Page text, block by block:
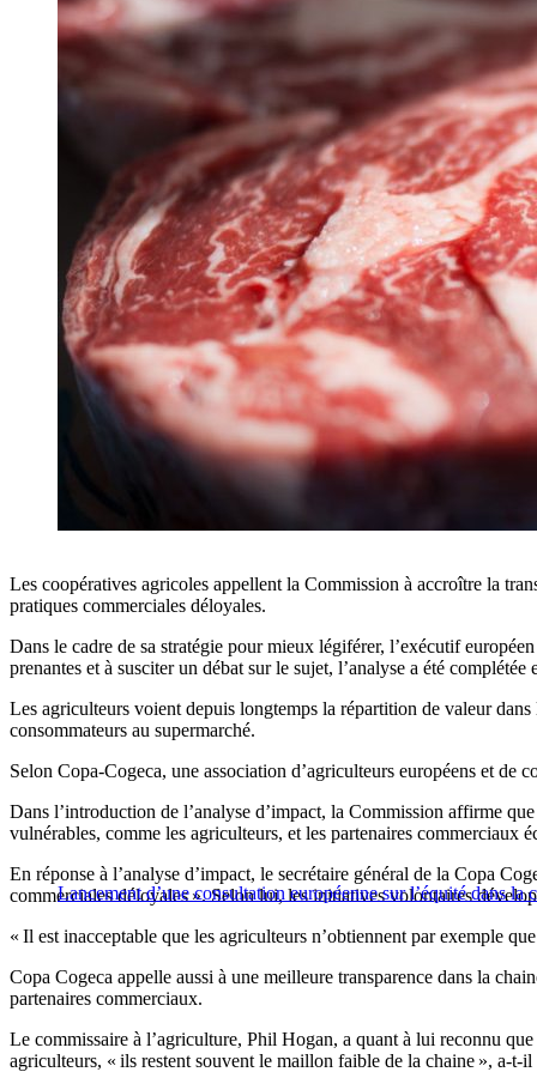
Les coopératives agricoles appellent la Commission à accroître la
pratiques commerciales déloyales.
Dans le cadre de sa stratégie pour mieux légiférer, l’exécutif
prenantes et à susciter un débat sur le sujet, l’analyse a été
Les agriculteurs voient depuis longtemps la répartition de valeur
consommateurs au supermarché.
Selon Copa-Cogeca, une association d’agriculteurs européens et de
Dans l’introduction de l’analyse d’impact, la Commission affirme
vulnérables, comme les agriculteurs, et les partenaires commerciaux
Lancement d’une consultation européenne sur l’équité dans la
En réponse à l’analyse d’impact, le secrétaire général de la Copa
commerciales déloyales ». Selon lui, les initiatives volontaires
« Il est inacceptable que les agriculteurs n’obtiennent par exemple
Copa Cogeca appelle aussi à une meilleure transparence dans la
partenaires commerciaux.
Le commissaire à l’agriculture, Phil Hogan, a quant à lui reconnu
agriculteurs, « ils restent souvent le maillon faible de la chaine », a-t-il